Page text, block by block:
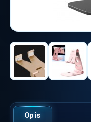
Opis